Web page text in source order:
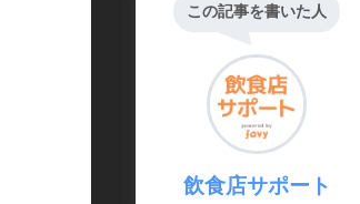
この記事を書いた人
飲食店サポート